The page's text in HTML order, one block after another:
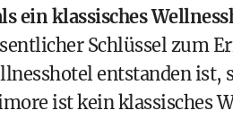
ein klassisches
Schlüssel zum
entstanden ist,
ist kein klassisches